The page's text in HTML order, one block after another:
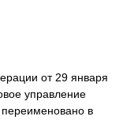
от 29 января
управление
в